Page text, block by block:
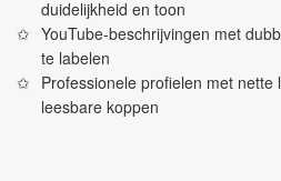
duidelijkheid en toon
YouTube-beschrijvingen met
te labelen
Professionele profielen met nette
leesbare koppen